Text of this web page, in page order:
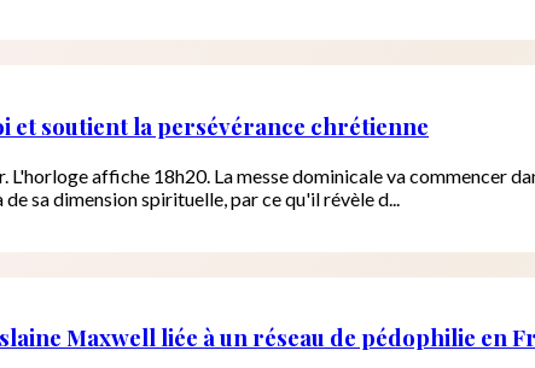
et soutient la persévérance chrétienne
L'horloge affiche 18h20. La messe dominicale va commencer
sa dimension spirituelle, par ce qu'il révèle d...
Maxwell liée à un réseau de pédophilie en